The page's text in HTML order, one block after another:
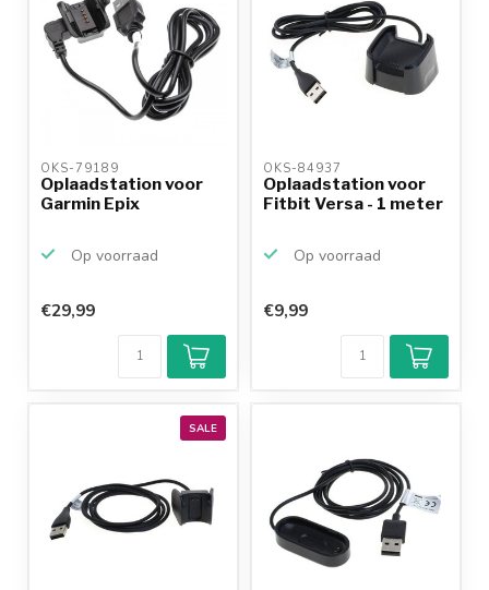
OKS-79189
Oplaadstation voor
Garmin Epix
Op voorraad
€29,99
OKS-84937
Oplaadstation voor
Fitbit Versa - 1 meter
Op voorraad
€9,99
SALE